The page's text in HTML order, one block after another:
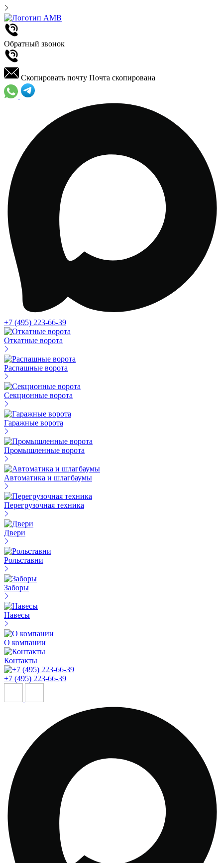
Обратный звонок
Скопировать почту Почта скопирована
+7 (495) 223-66-39
Откатные ворота
Распашные ворота
Секционные ворота
Гаражные ворота
Промышленные ворота
Автоматика и шлагбаумы
Перегрузочная техника
Двери
Рольставни
Заборы
Навесы
О компании
Контакты
+7 (495) 223-66-39